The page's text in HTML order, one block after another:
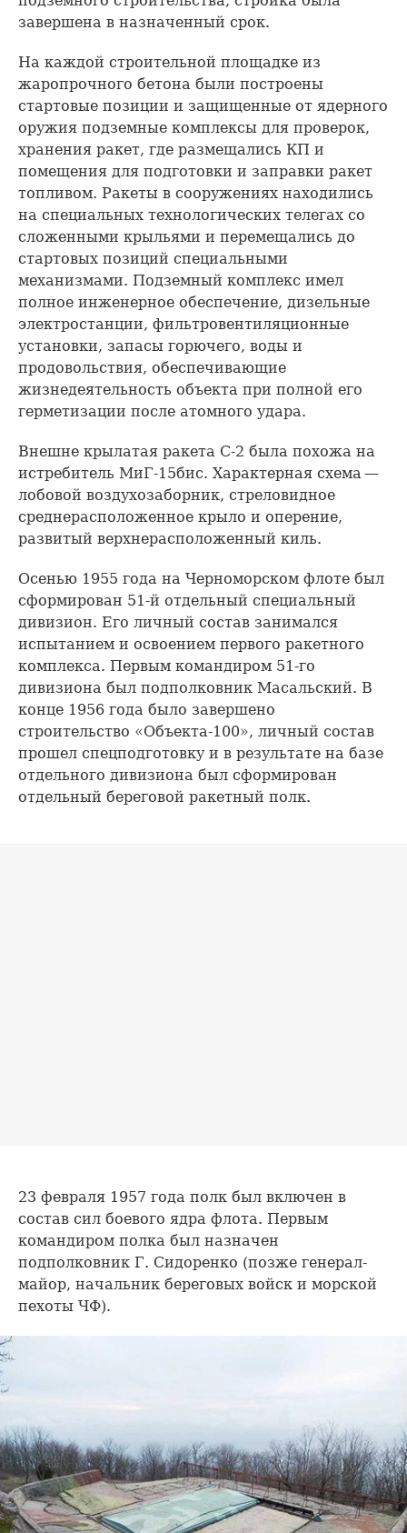
завершена в назначенный срок.
На каждой строительной площадке из
жаропрочного бетона были построены
стартовые позиции и защищенные от ядерного
оружия подземные комплексы для проверок,
хранения ракет, где размещались КП и
помещения для подготовки и заправки ракет
топливом. Ракеты в сооружениях находились
на специальных технологических телегах со
сложенными крыльями и перемещались до
стартовых позиций специальными
механизмами. Подземный комплекс имел
полное инженерное обеспечение, дизельные
электростанции, фильтровентиляционные
установки, запасы горючего, воды и
продовольствия, обеспечивающие
жизнедеятельность объекта при полной его
герметизации после атомного удара.
Внешне крылатая ракета С-2 была похожа на
истребитель МиГ-15бис. Характерная схема —
лобовой воздухозаборник, стреловидное
среднерасположенное крыло и оперение,
развитый верхнерасположенный киль.
Осенью 1955 года на Черноморском флоте был
сформирован 51-й отдельный специальный
дивизион. Его личный состав занимался
испытанием и освоением первого ракетного
комплекса. Первым командиром 51-го
дивизиона был подполковник Масальский. В
конце 1956 года было завершено
строительство «Объекта-100», личный состав
прошел спецподготовку и в результате на базе
отдельного дивизиона был сформирован
отдельный береговой ракетный полк.
23 февраля 1957 года полк был включен в
состав сил боевого ядра флота. Первым
командиром полка был назначен
подполковник Г. Сидоренко (позже генерал-
майор, начальник береговых войск и морской
пехоты ЧФ).